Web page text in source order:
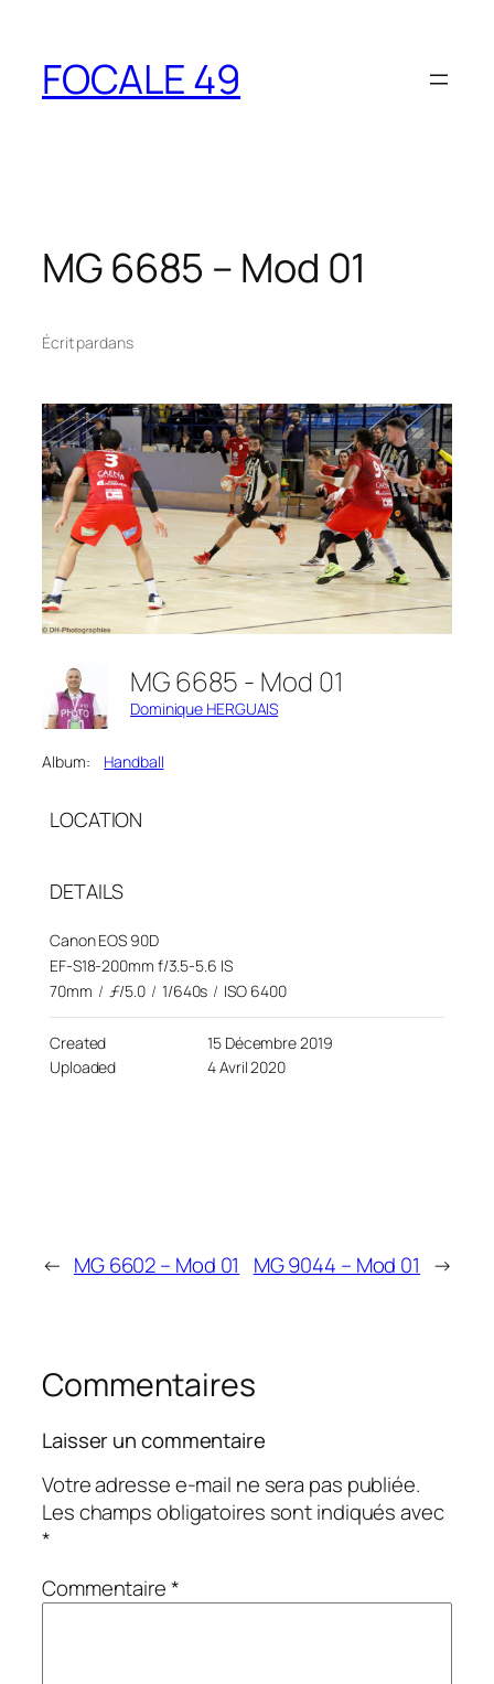
contenu
FOCALE 49
MG 6685 – Mod 01
Écrit pardans
MG 6685 - Mod 01
Dominique HERGUAIS
Album: Handball
LOCATION
DETAILS
Canon EOS 90D
EF-S18-200mm f/3.5-5.6 IS
70mm / ƒ/5.0 / 1/640s / ISO 6400
Created
15 Décembre 2019
Uploaded
4 Avril 2020
← MG 6602 – Mod 01 MG 9044 – Mod 01 →
Commentaires
Laisser un commentaire
Votre adresse e-mail ne sera pas publiée.
Les champs obligatoires sont indiqués avec
*
Commentaire*